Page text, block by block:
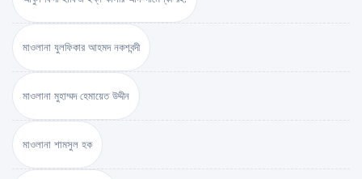
মাওলানা যুলফিকার আহমদ নকশবন্দী
মাওলানা মুহাম্মদ হেমায়েত উদ্দীন
মাওলানা শামসুল হক